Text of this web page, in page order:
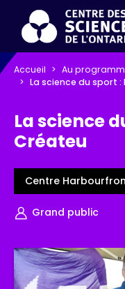
Accueil Au
La science du sport :
La science
Créateu
Centre
Grand public